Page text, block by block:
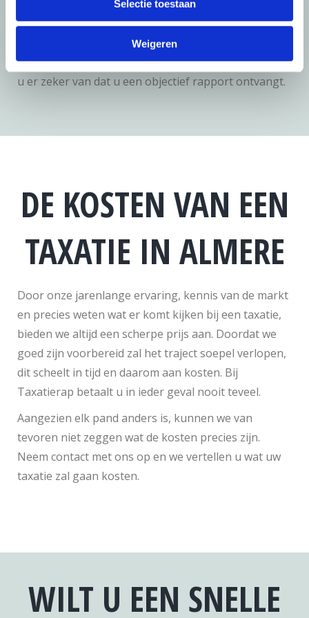
Selectie toestaan
Weigeren
NWWI gevalideerd. Dit maakt dan ook dat onze
rapporten bij een hypotheekverstrekker worden
geaccepteerd. Daarnaast werken we alleen maar
samen met taxateurs die gecertificeerd zijn, zo bent
u er zeker van dat u een objectief rapport ontvangt.
DE KOSTEN VAN EEN
TAXATIE IN ALMERE
Door onze jarenlange ervaring, kennis van de markt
en precies weten wat er komt kijken bij een taxatie,
bieden we altijd een scherpe prijs aan. Doordat we
goed zijn voorbereid zal het traject soepel verlopen,
dit scheelt in tijd en daarom aan kosten. Bij
Taxatierap betaalt u in ieder geval nooit teveel.
Aangezien elk pand anders is, kunnen we van
tevoren niet zeggen wat de kosten precies zijn.
Neem contact met ons op en we vertellen u wat uw
taxatie zal gaan kosten.
WILT U EEN SNELLE